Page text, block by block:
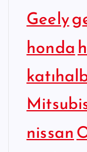
Geely
honda
nissan